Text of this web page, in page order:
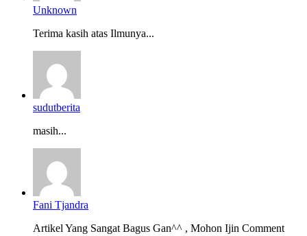
Unknown
Terima kasih atas Ilmunya...
sudutberita
masih...
Fani Tjandra
Artikel Yang Sangat Bagus Gan^^ , Mohon Ijin Comment